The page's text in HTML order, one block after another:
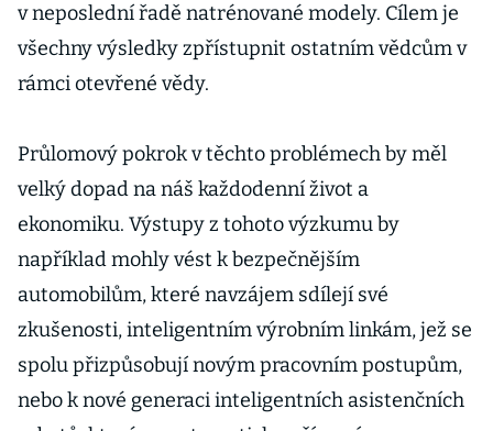
v neposlední řadě natrénované modely. Cílem je
všechny výsledky zpřístupnit ostatním vědcům v
rámci otevřené vědy.
Průlomový pokrok v těchto problémech by měl
velký dopad na náš každodenní život a
ekonomiku. Výstupy z tohoto výzkumu by
například mohly vést k bezpečnějším
automobilům, které navzájem sdílejí své
zkušenosti, inteligentním výrobním linkám, jež se
spolu přizpůsobují novým pracovním postupům,
nebo k nové generaci inteligentních asistenčních